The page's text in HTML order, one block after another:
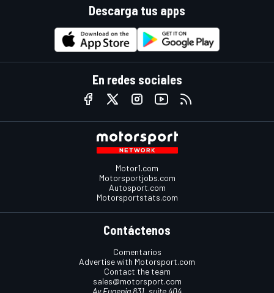
Descarga tus apps
En redes sociales
Motor1.com
Motorsportjobs.com
Autosport.com
Motorsportstats.com
Contáctenos
Comentarios
Advertise with Motorsport.com
Contact the team
sales@motorsport.com
Av Eugenia 831, suite 404